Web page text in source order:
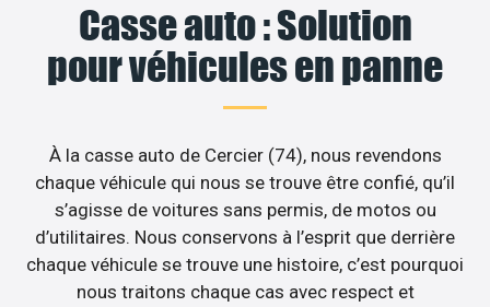
Casse auto : Solution
pour véhicules en panne
À la casse auto de Cercier (74), nous revendons
chaque véhicule qui nous se trouve être confié, qu’il
s’agisse de voitures sans permis, de motos ou
d’utilitaires. Nous conservons à l’esprit que derrière
chaque véhicule se trouve une histoire, c’est pourquoi
nous traitons chaque cas avec respect et